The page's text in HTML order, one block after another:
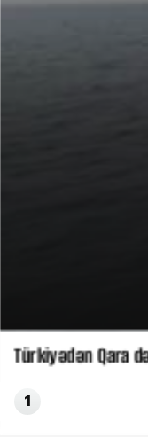
Türkiyədən Qara
1